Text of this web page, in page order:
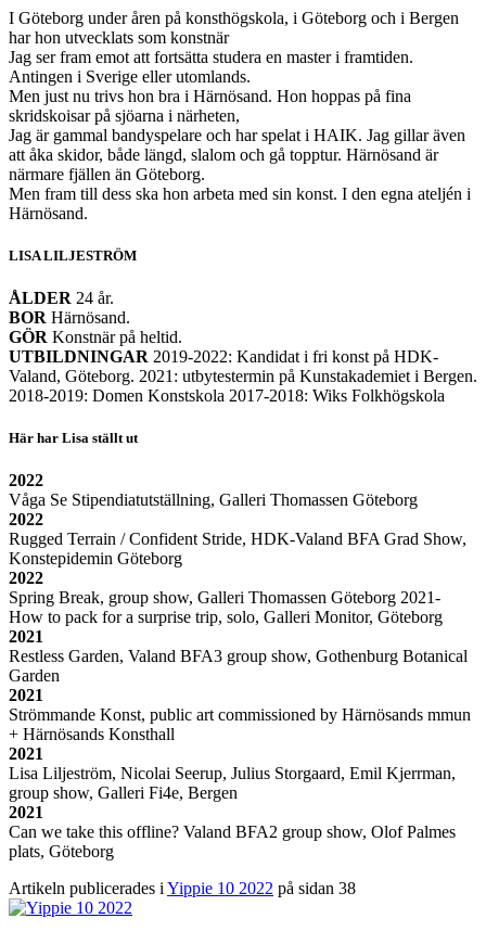
I Göteborg under åren på konsthögskola, i Göteborg och i Bergen
har hon utvecklats som konstnär
Jag ser fram emot att fortsätta studera en master i framtiden.
Antingen i Sverige eller utomlands.
Men just nu trivs hon bra i Härnösand. Hon hoppas på fina
skridskoisar på sjöarna i närheten,
Jag är gammal bandyspelare och har spelat i HAIK. Jag gillar även
att åka skidor, både längd, slalom och gå topptur. Härnösand är
närmare fjällen än Göteborg.
Men fram till dess ska hon arbeta med sin konst. I den egna ateljén i
Härnösand.
LISA LILJESTRÖM
ÅLDER 24 år.
BOR Härnösand.
GÖR Konstnär på heltid.
UTBILDNINGAR 2019-2022: Kandidat i fri konst på HDK-
Valand, Göteborg. 2021: utbytestermin på Kunstakademiet i Bergen.
2018-2019: Domen Konstskola 2017-2018: Wiks Folkhögskola
Här har Lisa ställt ut
2022
Våga Se Stipendiatutställning, Galleri Thomassen Göteborg
2022
Rugged Terrain / Confident Stride, HDK-Valand BFA Grad Show,
Konstepidemin Göteborg
2022
Spring Break, group show, Galleri Thomassen Göteborg 2021-
How to pack for a surprise trip, solo, Galleri Monitor, Göteborg
2021
Restless Garden, Valand BFA3 group show, Gothenburg Botanical
Garden
2021
Strömmande Konst, public art commissioned by Härnösands mmun
+ Härnösands Konsthall
2021
Lisa Liljeström, Nicolai Seerup, Julius Storgaard, Emil Kjerrman,
group show, Galleri Fi4e, Bergen
2021
Can we take this offline? Valand BFA2 group show, Olof Palmes
plats, Göteborg
Artikeln publicerades i Yippie 10 2022 på sidan 38